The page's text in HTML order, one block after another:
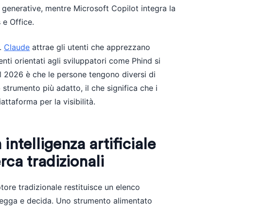
mentre Microsoft Copilot integra la
e Office.
Claude attrae gli utenti che apprezzano
orientati agli sviluppatori come Phind si
è che le persone tengono diversi di
più adatto, il che significa che i
per la visibilità.
intelligenza artificiale
tradizionali
tradizionale restituisce un elenco
e decida. Uno strumento alimentato